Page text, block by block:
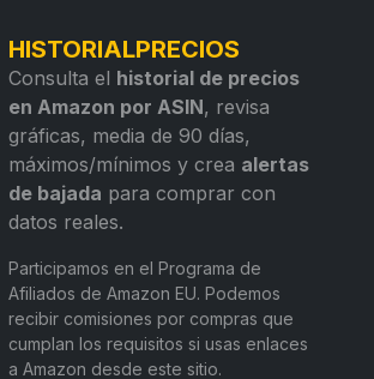
HISTORIALPRECIOS
Consulta el historial de precios
en Amazon por ASIN, revisa
gráficas, media de 90 días,
máximos/mínimos y crea alertas
de bajada para comprar con
datos reales.
Participamos en el Programa de
Afiliados de Amazon EU. Podemos
recibir comisiones por compras que
cumplan los requisitos si usas enlaces
a Amazon desde este sitio.